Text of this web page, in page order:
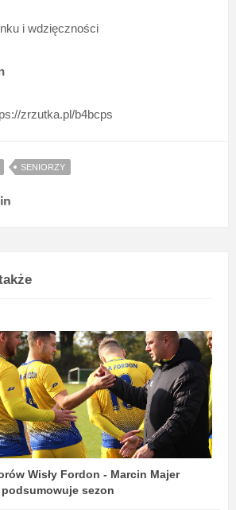
i wdzięczności
zrzutka.pl/b4bcps
SENIORZY
Wisły Fordon - Marcin Majer
podsumowuje sezon